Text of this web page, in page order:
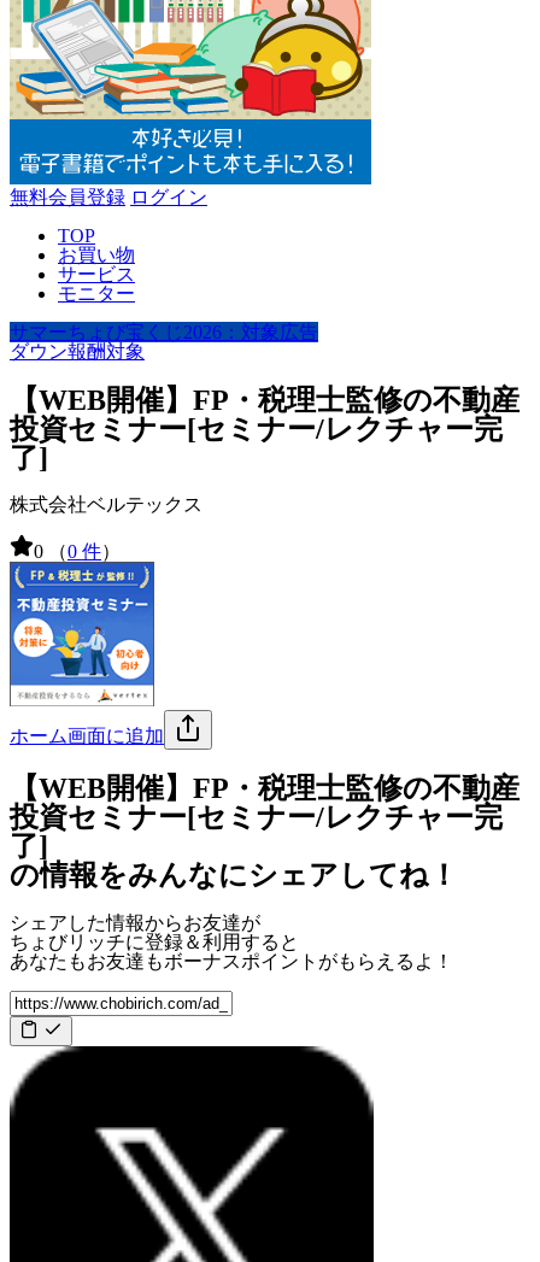
無料会員登録 ログイン
TOP
お買い物
サービス
モニター
サマーちょび宝くじ2026：対象広告
ダウン報酬対象
【WEB開催】FP・税理士監修の不動産
投資セミナー[セミナー/レクチャー完
了]
株式会社ベルテックス
0 （0 件）
ホーム画面に追加
【WEB開催】FP・税理士監修の不動産
投資セミナー[セミナー/レクチャー完
了]
の情報をみんなにシェアしてね！
シェアした情報からお友達が
ちょびリッチに登録＆利用すると
あなたもお友達もボーナスポイント がもらえるよ！